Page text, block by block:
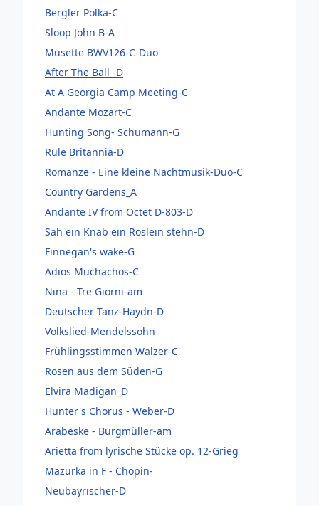
Bergler Polka-C
Sloop John B-A
Musette BWV126-C-Duo
After The Ball -D
At A Georgia Camp Meeting-C
Andante Mozart-C
Hunting Song- Schumann-G
Rule Britannia-D
Romanze - Eine kleine Nachtmusik-Duo-C
Country Gardens_A
Andante IV from Octet D-803-D
Sah ein Knab ein Röslein stehn-D
Finnegan's wake-G
Adios Muchachos-C
Nina - Tre Giorni-am
Deutscher Tanz-Haydn-D
Volkslied-Mendelssohn
Frühlingsstimmen Walzer-C
Rosen aus dem Süden-G
Elvira Madigan_D
Hunter's Chorus - Weber-D
Arabeske - Burgmüller-am
Arietta from lyrische Stücke op. 12-Grieg
Mazurka in F - Chopin-
Neubayrischer-D